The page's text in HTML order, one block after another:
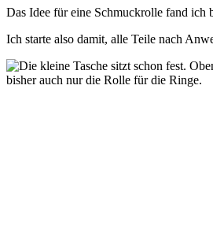
Das Idee für eine Schmuckrolle fand ich
Ich starte also damit, alle Teile nach